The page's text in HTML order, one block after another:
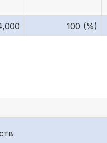
100 (%)